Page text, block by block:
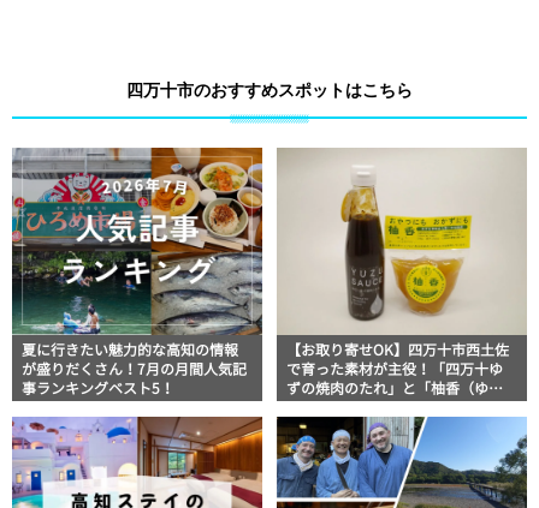
四万十市のおすすめスポットはこちら
夏に行きたい魅力的な高知の情報
が盛りだくさん！7月の月間人気記
事ランキングベスト5！
【お取り寄せOK】四万十市西土佐
で育った素材が主役！「四万十ゆ
ずの焼肉のたれ」と「柚香（ゆこ